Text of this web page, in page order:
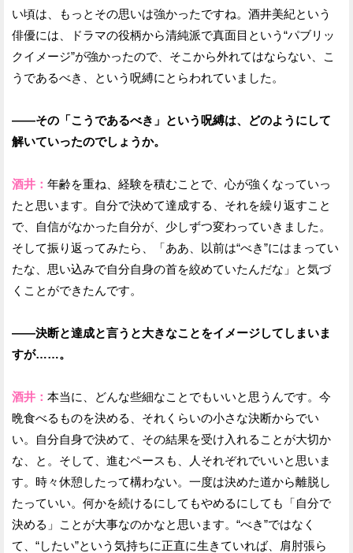
い頃は、もっとその思いは強かったですね。酒井美紀という
俳優には、ドラマの役柄から清純派で真面目という“パブリッ
クイメージ”が強かったので、そこから外れてはならない、こ
うであるべき、という呪縛にとらわれていました。
——その「こうであるべき」という呪縛は、どのようにして
解いていったのでしょうか。
酒井： 年齢を重ね、経験を積むことで、心が強くなっていっ
たと思います。自分で決めて達成する、それを繰り返すこと
で、自信がなかった自分が、少しずつ変わっていきました。
そして振り返ってみたら、「ああ、以前は“べき”にはまってい
たな、思い込みで自分自身の首を絞めていたんだな」と気づ
くことができたんです。
——決断と達成と言うと大きなことをイメージしてしまいま
すが……。
酒井： 本当に、どんな些細なことでもいいと思うんです。今
晩食べるものを決める、それくらいの小さな決断からでい
い。自分自身で決めて、その結果を受け入れることが大切か
な、と。そして、進むペースも、人それぞれでいいと思いま
す。時々休憩したって構わない。一度は決めた道から離脱し
たっていい。何かを続けるにしてもやめるにしても「自分で
決める」ことが大事なのかなと思います。“べき”ではなく
て、“したい”という気持ちに正直に生きていれば、肩肘張ら